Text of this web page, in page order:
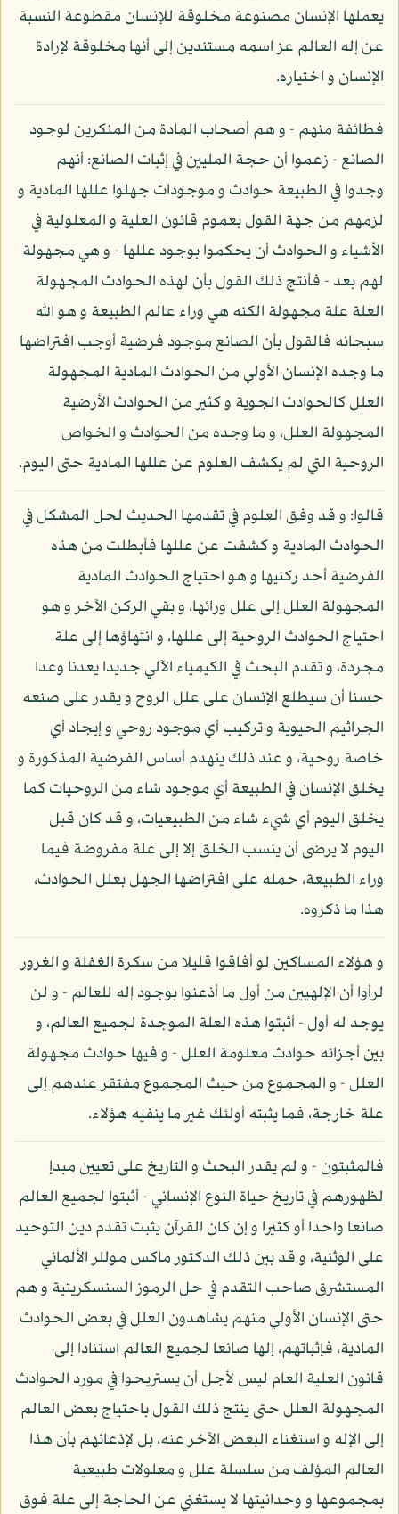
يعملها الإنسان مصنوعة مخلوقة للإنسان مقطوعة النسبة
عن إله العالم عز اسمه مستندين إلى أنها مخلوقة لإرادة
الإنسان و اختياره.
فطائفة منهم - و هم أصحاب المادة من المنكرين لوجود
الصانع - زعموا أن حجة المليين في إثبات الصانع: أنهم
وجدوا في الطبيعة حوادث و موجودات جهلوا عللها المادية و
لزمهم من جهة القول بعموم قانون العلية و المعلولية في
الأشياء و الحوادث أن يحكموا بوجود عللها - و هي مجهولة
لهم بعد - فأنتج ذلك القول بأن لهذه الحوادث المجهولة
العلة علة مجهولة الكنه هي وراء عالم الطبيعة و هو الله
سبحانه فالقول بأن الصانع موجود فرضية أوجب افتراضها
ما وجده الإنسان الأولي من الحوادث المادية المجهولة
العلل كالحوادث الجوية و كثير من الحوادث الأرضية
المجهولة العلل، و ما وجده من الحوادث و الخواص
الروحية التي لم يكشف العلوم عن عللها المادية حتى اليوم.
قالوا: و قد وفق العلوم في تقدمها الحديث لحل المشكل في
الحوادث المادية و كشفت عن عللها فأبطلت من هذه
الفرضية أحد ركنيها و هو احتياج الحوادث المادية
المجهولة العلل إلى علل ورائها، و بقي الركن الآخر و هو
احتياج الحوادث الروحية إلى عللها، و انتهاؤها إلى علة
مجردة، و تقدم البحث في الكيمياء الآلي جديدا يعدنا وعدا
حسنا أن سيطلع الإنسان على علل الروح و يقدر على صنعه
الجراثيم الحيوية و تركيب أي موجود روحي و إيجاد أي
خاصة روحية، و عند ذلك ينهدم أساس الفرضية المذكورة و
يخلق الإنسان في الطبيعة أي موجود شاء من الروحيات كما
يخلق اليوم أي شيء شاء من الطبيعيات، و قد كان قبل
اليوم لا يرضى أن ينسب الخلق إلا إلى علة مفروضة فيما
وراء الطبيعة، حمله على افتراضها الجهل بعلل الحوادث،
هذا ما ذكروه.
و هؤلاء المساكين لو أفاقوا قليلا من سكرة الغفلة و الغرور
لرأوا أن الإلهيين من أول ما أذعنوا بوجود إله للعالم - و لن
يوجد له أول - أثبتوا هذه العلة الموجدة لجميع العالم، و
بين أجزائه حوادث معلومة العلل - و فيها حوادث مجهولة
العلل - و المجموع من حيث المجموع مفتقر عندهم إلى
علة خارجة، فما يثبته أولئك غير ما ينفيه هؤلاء.
فالمثبتون - و لم يقدر البحث و التاريخ على تعيين مبدإ
لظهورهم في تاريخ حياة النوع الإنساني - أثبتوا لجميع العالم
صانعا واحدا أو كثيرا و إن كان القرآن يثبت تقدم دين التوحيد
على الوثنية، و قد بين ذلك الدكتور ماكس موللر الألماني
المستشرق صاحب التقدم في حل الرموز السنسكريتية و هم
حتى الإنسان الأولي منهم يشاهدون العلل في بعض الحوادث
المادية، فإثباتهم، إلها صانعا لجميع العالم استنادا إلى
قانون العلية العام ليس لأجل أن يستريحوا في مورد الحوادث
المجهولة العلل حتى ينتج ذلك القول باحتياج بعض العالم
إلى الإله و استغناء البعض الآخر عنه، بل لإذعانهم بأن هذا
العالم المؤلف من سلسلة علل و معلولات طبيعية
بمجموعها و وحدانيتها لا يستغني عن الحاجة إلى علة فوق